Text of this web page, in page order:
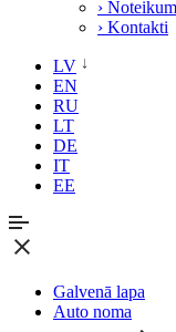
›
› Kontakti
LV
EN
RU
LT
DE
IT
EE
Galvenā lapa
Auto noma